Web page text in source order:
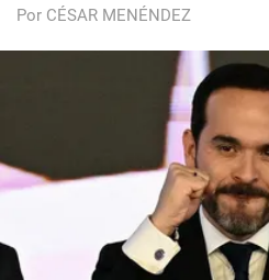
Por CÉSAR MENÉNDEZ